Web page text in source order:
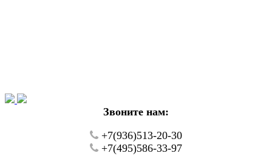
Звоните нам:
+7(936)513-20-30
+7(495)586-33-97